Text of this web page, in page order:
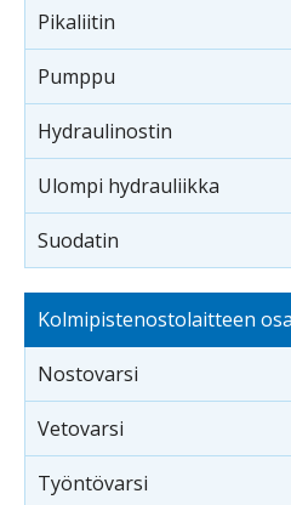
Pikaliitin
Pumppu
Hydraulinostin
Ulompi hydrauliikka
Suodatin
Kolmipistenostolaitteen
Nostovarsi
Vetovarsi
Työntövarsi